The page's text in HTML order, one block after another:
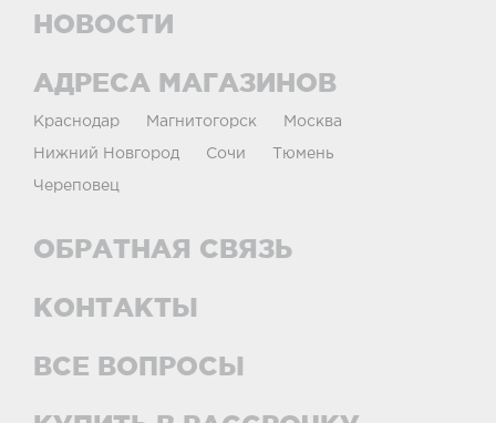
НОВОСТИ
АДРЕСА МАГАЗИНОВ
Краснодар Магнитогорск Москва
Нижний Новгород Сочи Тюмень
Череповец
ОБРАТНАЯ СВЯЗЬ
КОНТАКТЫ
ВСЕ ВОПРОСЫ